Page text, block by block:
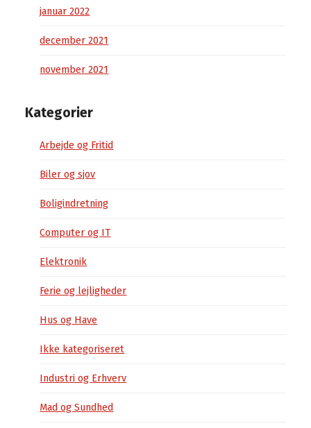
januar 2022
december 2021
november 2021
Kategorier
Arbejde og Fritid
Biler og sjov
Boligindretning
Computer og IT
Elektronik
Ferie og lejligheder
Hus og Have
Ikke kategoriseret
Industri og Erhverv
Mad og Sundhed